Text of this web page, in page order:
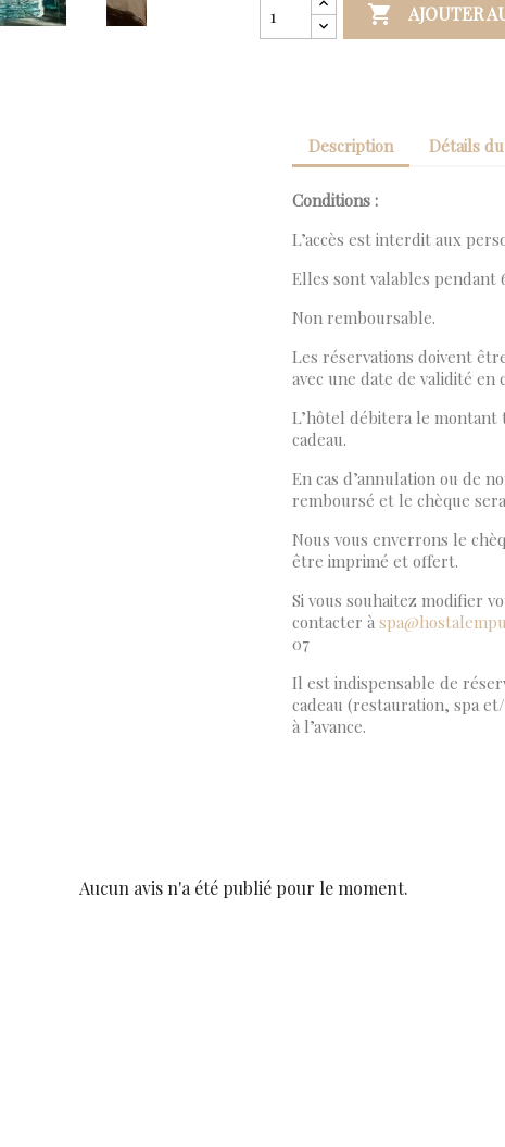
Créer une liste d'envies
 AJOUTER
Description Détails
Conditions :
L’accès est interdit aux
Elles sont valables pendant
Non remboursable.
Les réservations doivent
avec une date de validité en
L’hôtel débitera le montant
cadeau.
En cas d’annulation ou de
remboursé et le chèque
Nous vous enverrons le
être imprimé et offert.
Si vous souhaitez modifier
contacter à
07
Il est indispensable de
cadeau (restauration, spa
à l’avance.
Aucun avis n'a été publié pour le moment.